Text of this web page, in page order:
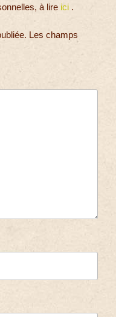
à lire ici .
Les champs